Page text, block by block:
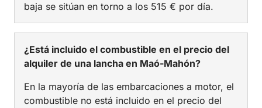
baja se sitúan en torno a los 515 € por día.
¿Está incluido el combustible en el precio del
alquiler de una lancha en Maó-Mahón?
En la mayoría de las embarcaciones a motor, el
combustible no está incluido en el precio del